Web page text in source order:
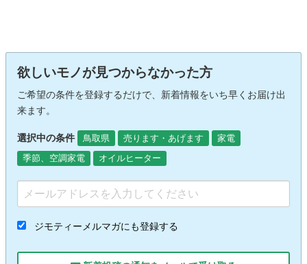
欲しいモノが見つからなかった方
ご希望の条件を登録するだけで、新着情報をいち早くお届け出
来ます。
選択中の条件 鳥取県 売ります・あげます
家電
季節、空調家電
オイルヒーター
ジモティーメルマガにも登録する